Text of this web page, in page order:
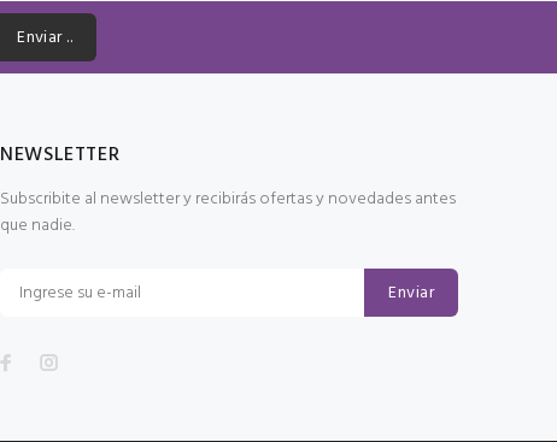
Enviar ..
NEWSLETTER
Subscribite al newsletter y recibirás ofertas y novedades antes
que nadie.
Enviar